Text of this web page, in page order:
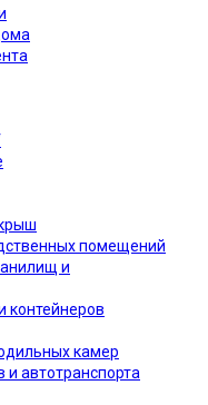
помещений
и
контейнеров
камер
и автотранспорта